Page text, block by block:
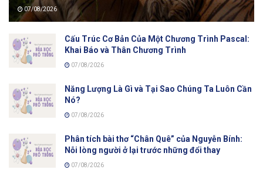
07/08/2026
Cấu Trúc Cơ Bản Của Một Chương Trình Pascal:
Khai Báo và Thân Chương Trình
07/08/2026
Năng Lượng Là Gì và Tại Sao Chúng Ta Luôn Cần
Nó?
07/08/2026
Phân tích bài thơ “Chân Quê” của Nguyễn Bính:
Nỗi lòng người ở lại trước những đổi thay
07/08/2026